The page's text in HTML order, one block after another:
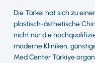
Die Türkei hat sich zu
plastisch-ästhetische
nicht nur die
moderne Kliniken,
Med Center Türkiye